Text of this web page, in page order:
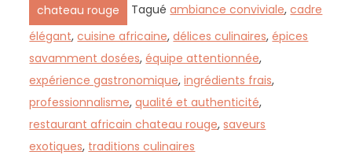
chateau rouge Taguéambiance conviviale,cadre
élégant,cuisine africaine,délices culinaires,épices
savamment dosées,équipe attentionnée,
expérience gastronomique,ingrédients frais,
professionnalisme,qualité et authenticité,
restaurant africain chateau rouge,saveurs
exotiques, traditions culinaires